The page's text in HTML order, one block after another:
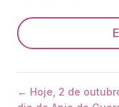
← Hoje, 2 de